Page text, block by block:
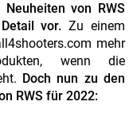
von RWS
vor.Zu einem
mehr
wenn die
Doch nun zu den
RWS für 2022: